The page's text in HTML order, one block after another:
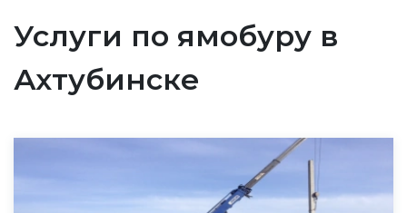
Услуги по ямобуру в
Ахтубинске